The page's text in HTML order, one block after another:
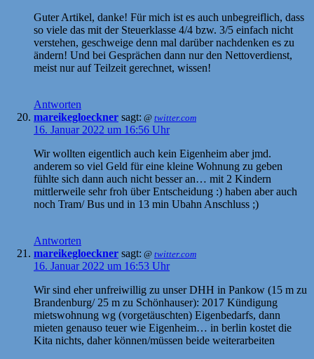
Guter Artikel, danke! Für mich ist es auch unbegreiflich, dass
so viele das mit der Steuerklasse 4/4 bzw. 3/5 einfach nicht
verstehen, geschweige denn mal darüber nachdenken es zu
ändern! Und bei Gesprächen dann nur den Nettoverdienst,
meist nur auf Teilzeit gerechnet, wissen!
Antworten
mareikegloeckner sagt: @ twitter.com
16. Januar 2022 um 16:56 Uhr
Wir wollten eigentlich auch kein Eigenheim aber jmd.
anderem so viel Geld für eine kleine Wohnung zu geben
fühlte sich dann auch nicht besser an… mit 2 Kindern
mittlerweile sehr froh über Entscheidung :) haben aber auch
noch Tram/ Bus und in 13 min Ubahn Anschluss ;)
Antworten
mareikegloeckner sagt: @ twitter.com
16. Januar 2022 um 16:53 Uhr
Wir sind eher unfreiwillig zu unser DHH in Pankow (15 m zu
Brandenburg/ 25 m zu Schönhauser): 2017 Kündigung
mietswohnung wg (vorgetäuschten) Eigenbedarfs, dann
mieten genauso teuer wie Eigenheim… in berlin kostet die
Kita nichts, daher können/müssen beide weiterarbeiten